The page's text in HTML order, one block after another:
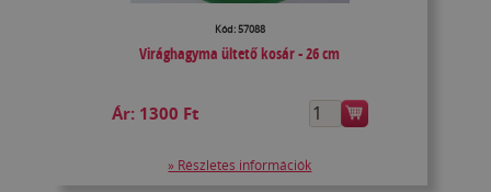
Kód: 57088
Virághagyma ültető kosár - 26 cm
Ár: 1300 Ft
» Részletes információk